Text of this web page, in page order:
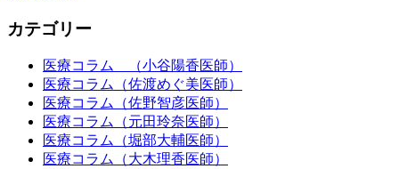
カテゴリー
医療コラム （小谷陽香医師）
医療コラム（佐渡めぐ美医師）
医療コラム（佐野智彦医師）
医療コラム（元田玲奈医師）
医療コラム（堀部大輔医師）
医療コラム（大木理香医師）